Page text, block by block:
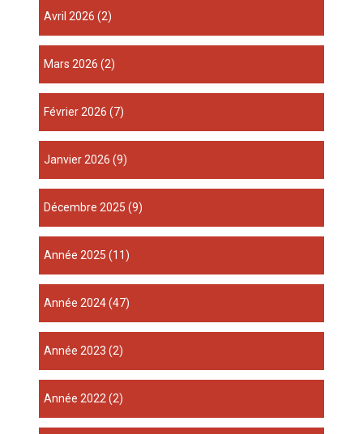
avril 2026 (2)
mars 2026 (2)
février 2026 (7)
janvier 2026 (9)
décembre 2025 (9)
année 2025 (11)
année 2024(47)
année 2023 (2)
année 2022 (2)